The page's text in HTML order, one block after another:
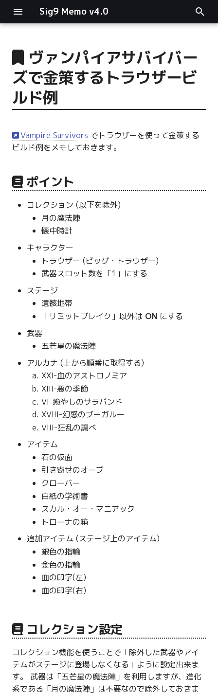
Sig9 Memo v4.0
main関数
リスト関連
ログ関連
型指定
ヴァンパイアサバイバー
ズで金策するトラウザービ
ルド例
Vampire Survivors でトラウザーを使って金策する
ビルド例をメモしておきます。
ポイント
コレクション (以下を除外)
月の魔法陣
懐中時計
キャラクター
トラウザー (ビッグ・トラウザー)
武器スロット数を「1」にする
ステージ
遺骸地帯
「リミットブレイク」以外は ON にする
武器
五芒星の魔法陣
アルカナ (上から順番に取得する)
XXI-血のアストロノミア
XIII-悪の季節
VI-癒やしのサラバンド
XVIII-幻惑のブーガルー
VIII-狂乱の調べ
アイテム
石の仮面
引き寄せのオーブ
クローバー
白紙の学術書
スカル・オー・マニアック
トローナの箱
追加アイテム (ステージ上のアイテム)
銀色の指輪
金色の指輪
血の印字(左)
血の印字(右)
コレクション設定
コレクション機能を使うことで「除外した武器やアイ
テムがステージに登場しなくなる」ように設定出来ま
す。 武器は「五芒星の魔法陣」を利用しますが、進化
系である「月の魔法陣」は不要なので除外しておきま